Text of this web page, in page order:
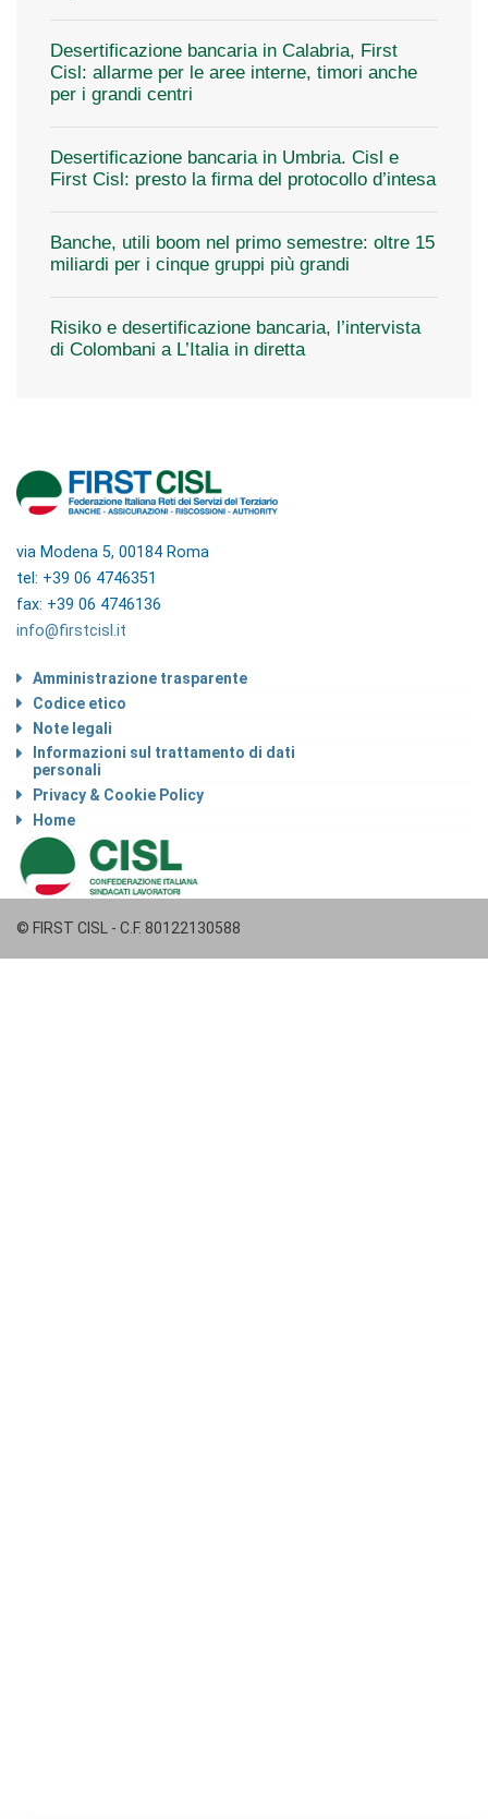
Desertificazione bancaria in Calabria, First
Cisl: allarme per le aree interne, timori anche
per i grandi centri
Desertificazione bancaria in Umbria. Cisl e
First Cisl: presto la firma del protocollo d’intesa
Banche, utili boom nel primo semestre: oltre 15
miliardi per i cinque gruppi più grandi
Risiko e desertificazione bancaria, l’intervista
di Colombani a L’Italia in diretta
via Modena 5, 00184 Roma
tel: +39 06 4746351
fax: +39 06 4746136
info@firstcisl.it
Amministrazione trasparente
Codice etico
Note legali
Informazioni sul trattamento di dati
personali
Privacy & Cookie Policy
Home
© FIRST CISL - C.F. 80122130588